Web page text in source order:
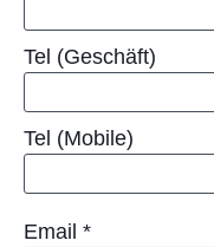
Tel (Geschäft)
Tel (Mobile)
Email *